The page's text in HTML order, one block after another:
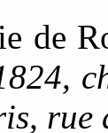
de
rue